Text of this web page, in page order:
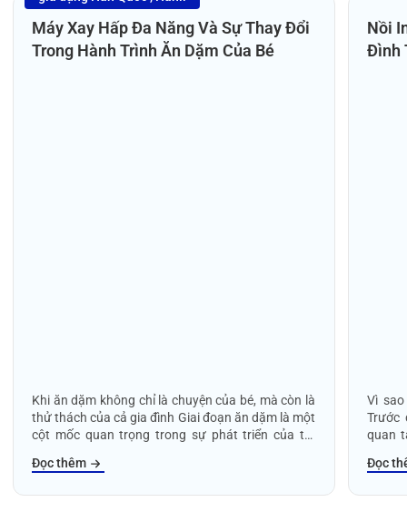
14 /04/2026
Máy Xay Hấp Đa Năng Và Sự Thay Đổi
Trong Hành Trình Ăn Dặm Của Bé
Khi ăn dặm không chỉ là chuyện của bé, mà còn là
thử thách của cả gia đình Giai đoạn ăn dặm là một
cột mốc quan trọng trong sự phát triển của trẻ
thực phẩm ngoài sữa mẹ hoặc sữa công thức,
Đọc thêm
27 /
Nồi
Đình
Vì
Trước
quan
chất
Đọc